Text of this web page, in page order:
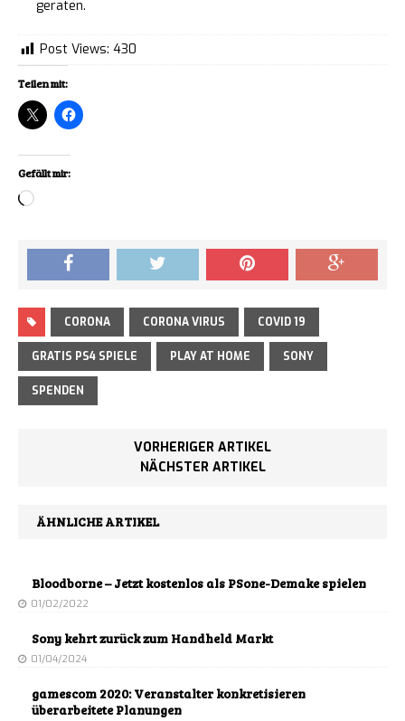
geraten.
Post Views: 430
Teilen mit:
Gefällt mir:
Loading…
CORONA CORONA VIRUS COVID 19
GRATIS PS4 SPIELE PLAY AT HOME SONY
SPENDEN
VORHERIGER ARTIKEL
NÄCHSTER ARTIKEL
ÄHNLICHE ARTIKEL
Bloodborne – Jetzt kostenlos als PSone-Demake spielen
01/02/2022
Sony kehrt zurück zum Handheld Markt
01/04/2024
gamescom 2020: Veranstalter konkretisieren
überarbeitete Planungen